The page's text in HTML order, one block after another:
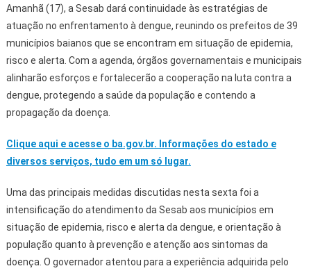
Amanhã (17), a Sesab dará continuidade às estratégias de
atuação no enfrentamento à dengue, reunindo os prefeitos de 39
municípios baianos que se encontram em situação de epidemia,
risco e alerta. Com a agenda, órgãos governamentais e municipais
alinharão esforços e fortalecerão a cooperação na luta contra a
dengue, protegendo a saúde da população e contendo a
propagação da doença.
Clique aqui e acesse o ba.gov.br. Informações do estado e
diversos serviços, tudo em um só lugar.
Uma das principais medidas discutidas nesta sexta foi a
intensificação do atendimento da Sesab aos municípios em
situação de epidemia, risco e alerta da dengue, e orientação à
população quanto à prevenção e atenção aos sintomas da
doença. O governador atentou para a experiência adquirida pelo